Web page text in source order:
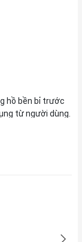
hồ bền bỉ trước
từ người dùng.
lợi hơn so với
sử dụng.
ngắn dây kim gài